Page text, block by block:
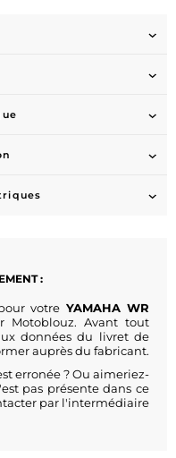
:
votre YAMAHA WR
Motoblouz. Avant tout
données du livret de
auprès du fabricant.
erronée ? Ou aimeriez-
pas présente dans ce
par l'intermédiaire